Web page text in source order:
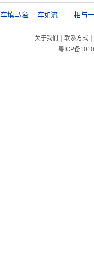
车填马隘 相与
关于我们 | 联系方式|
粤ICP备